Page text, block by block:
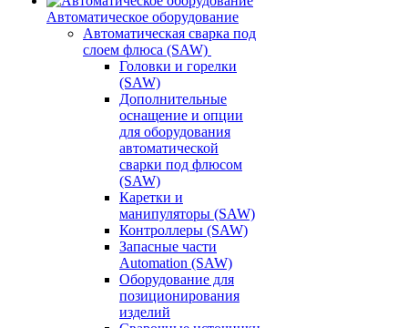
Автоматическое оборудование
Автоматическая сварка под
слоем флюса (SAW)
Головки и горелки
(SAW)
Дополнительные
оснащение и опции
для оборудования
автоматической
сварки под флюсом
(SAW)
Каретки и
манипуляторы (SAW)
Контроллеры (SAW)
Запасные части
Automation (SAW)
Оборудование для
позиционирования
изделий